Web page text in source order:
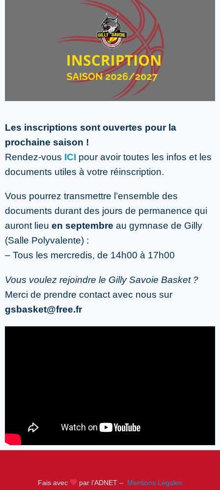
Les inscriptions sont ouvertes pour la
prochaine saison !
Rendez-vous ICI pour avoir toutes les infos et les
documents utiles à votre réinscription.
Vous pourrez transmettre l’ensemble des
documents durant des jours de permanence qui
auront lieu en septembre au gymnase de Gilly
(Salle Polyvalente) :
– Tous les mercredis, de 14h00 à 17h00
Vous voulez rejoindre le Gilly Savoie Basket ?
Merci de prendre contact avec nous sur
gsbasket@free.fr
Fais avec par l’ADNET – Mentions Légales